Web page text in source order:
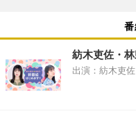
番
紡木吏佐・
出演：紡木吏